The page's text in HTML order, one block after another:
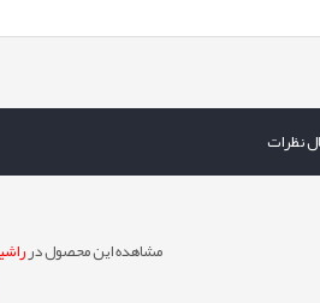
نظرات
مشاهده این محصول در